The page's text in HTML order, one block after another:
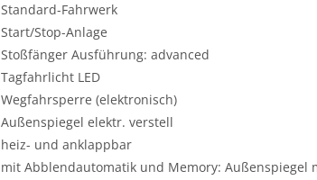
Standard-Fahrwerk
Start/Stop-Anlage
Stoßfänger Ausführung: advanced
Tagfahrlicht LED
Wegfahrsperre (elektronisch)
Außenspiegel elektr. verstell
heiz- und anklappbar
mit Abblendautomatik und Memory: Außenspiegel